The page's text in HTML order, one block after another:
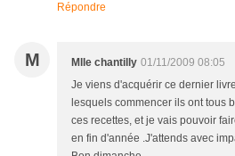
Répondre
M Mlle chantilly 01/11/2009 08:05
Je viens d'acquérir ce dernier
lesquels commencer ils ont tous
ces recettes, et je vais pouvoir
en fin d'année .J'attends avec